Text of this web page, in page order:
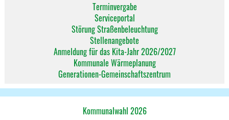
Terminvergabe
Serviceportal
Störung Straßenbeleuchtung
Stellenangebote
Anmeldung für das Kita-Jahr 2026/2027
Kommunale Wärmeplanung
Generationen-Gemeinschaftszentrum
Kommunalwahl 2026